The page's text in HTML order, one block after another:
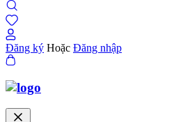
Đăng ký Hoặc Đăng nhập